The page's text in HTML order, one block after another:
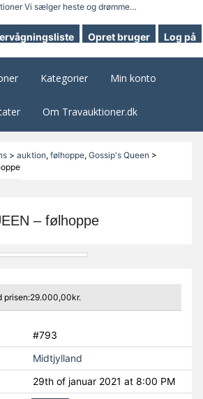
Opret bruger Log på
Kategorier Min konto
Om Travauktioner.dk
> auktion, følhoppe, Gossip's Queen >
– følhoppe
prisen:29.000,00kr.
#793
Midtjylland
29th of januar 2021 at 8:00 PM